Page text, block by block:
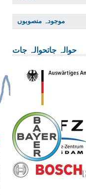
موجودہ منصوبوں
حوالہ جاتحوالہ جات